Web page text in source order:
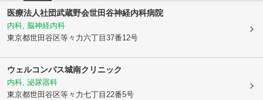
医療法人社団武蔵野会世田谷神経内科病院
内科, 脳神経内科
東京都世田谷区等々力六丁目37番12号
ウェルコンパス城南クリニック
内科, 泌尿器科
東京都世田谷区等々力七丁目22番5号